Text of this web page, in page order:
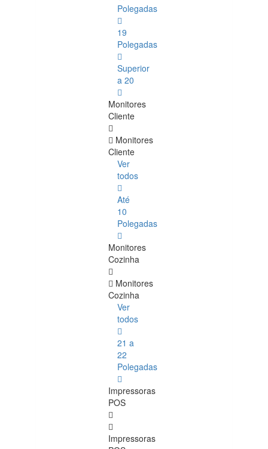
Polegadas
19
Polegadas
Superior
a 20
Monitores
Cliente
Monitores
Cliente
Ver
todos
Até
10
Polegadas
Monitores
Cozinha
Monitores
Cozinha
Ver
todos
21 a
22
Polegadas
Impressoras
POS
Impressoras